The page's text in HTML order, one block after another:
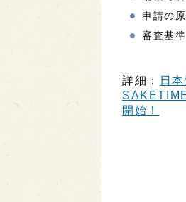
申請の
審査基
詳細：
日
開始！